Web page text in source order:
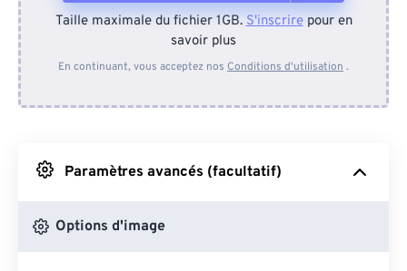
Depuis l'appareil
Depuis Google Drive
Depuis OneDrive
Taille maximale du fichier 1GB.S'inscrirepour en
savoir plus
En continuant, vous acceptez nos Conditions d'utilisation .
Paramètres avancés (facultatif)
Options d'image